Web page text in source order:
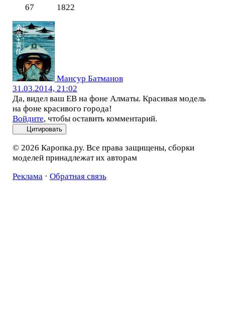
67
1822
Мансур Батманов
31.03.2014, 21:02
Да, видел ваш EB на фоне Алматы. Красивая модель
на фоне красивого города!
Войдите, чтобы оставить комментарий.
Цитировать
© 2026 Каропка.ру. Все права защищены, сборки
моделей принадлежат их авторам
Реклама · Обратная связь